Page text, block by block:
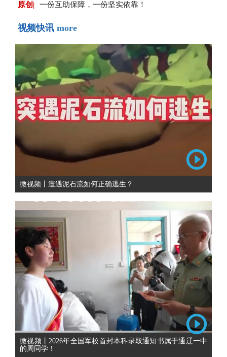
原创| 一份互助保障，一份坚实依靠！
视频快讯 more
微视频丨遭遇泥石流如何正确逃生？
微视频丨2026年全国军校首封本科录取通知书属于通辽一中
的周同学！